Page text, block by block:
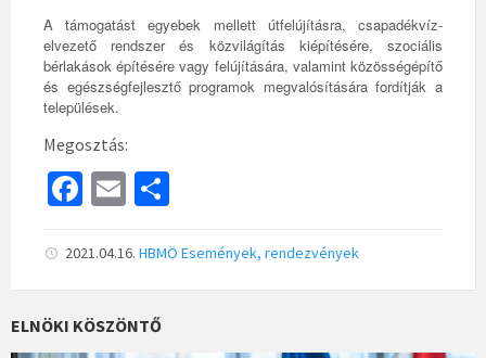
A támogatást egyebek mellett útfelújításra, csapadékvíz-
elvezető rendszer és közvilágítás kiépítésére, szociális
bérlakások építésére vagy felújítására, valamint közösségépítő
és egészségfejlesztő programok megvalósítására fordítják a
települések.
Megosztás:
Fa
b
o
o
E
ai
l
ar
e
2021.04.16. HBMÖ Események, rendezvények
ELNÖKI KÖSZÖNTŐ